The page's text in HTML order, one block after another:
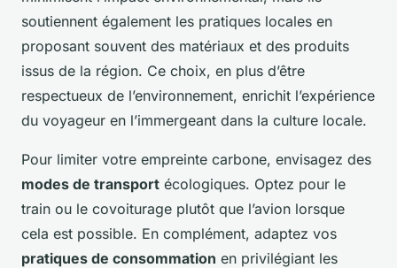
soutiennent également les pratiques locales en
proposant souvent des matériaux et des produits
issus de la région. Ce choix, en plus d’être
respectueux de l’environnement, enrichit l’expérience
du voyageur en l’immergeant dans la culture locale.
Pour limiter votre empreinte carbone, envisagez des
modes de transport écologiques. Optez pour le
train ou le covoiturage plutôt que l’avion lorsque
cela est possible. En complément, adaptez vos
pratiques de consommation en privilégiant les